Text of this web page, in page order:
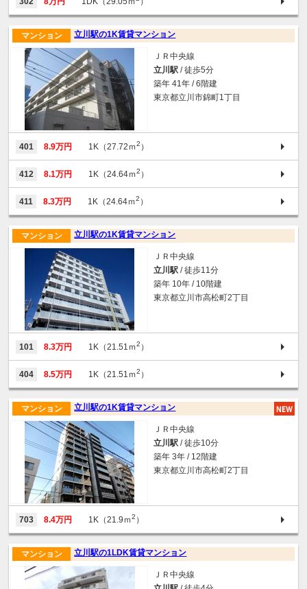
立川駅の1K賃貸マンション
マンション
ＪＲ中央線
立川駅 / 徒歩5分
築年 41年 / 6階建
東京都立川市錦町1丁目
401 8.9万円 1K（27.72ｍ2 ）
412 8.1万円 1K（24.64ｍ2 ）
411 8.3万円 1K（24.64ｍ2 ）
立川駅の1K賃貸マンション
マンション
ＪＲ中央線
立川駅 / 徒歩11分
築年 10年 / 10階建
東京都立川市高松町2丁目
101 8.3万円 1K（21.51ｍ2 ）
404 8.5万円 1K（21.51ｍ2 ）
立川駅の1K賃貸マンション
マンション
ＪＲ中央線
立川駅 / 徒歩10分
築年 3年 / 12階建
東京都立川市高松町2丁目
703 8.4万円 1K（21.9ｍ2 ）
立川駅の1LDK賃貸マンション
マンション
ＪＲ中央線